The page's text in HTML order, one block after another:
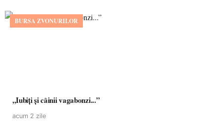
BURSA ZVONURILOR
,,Iubiți și câinii vagabonzi...”
acum 2 zile